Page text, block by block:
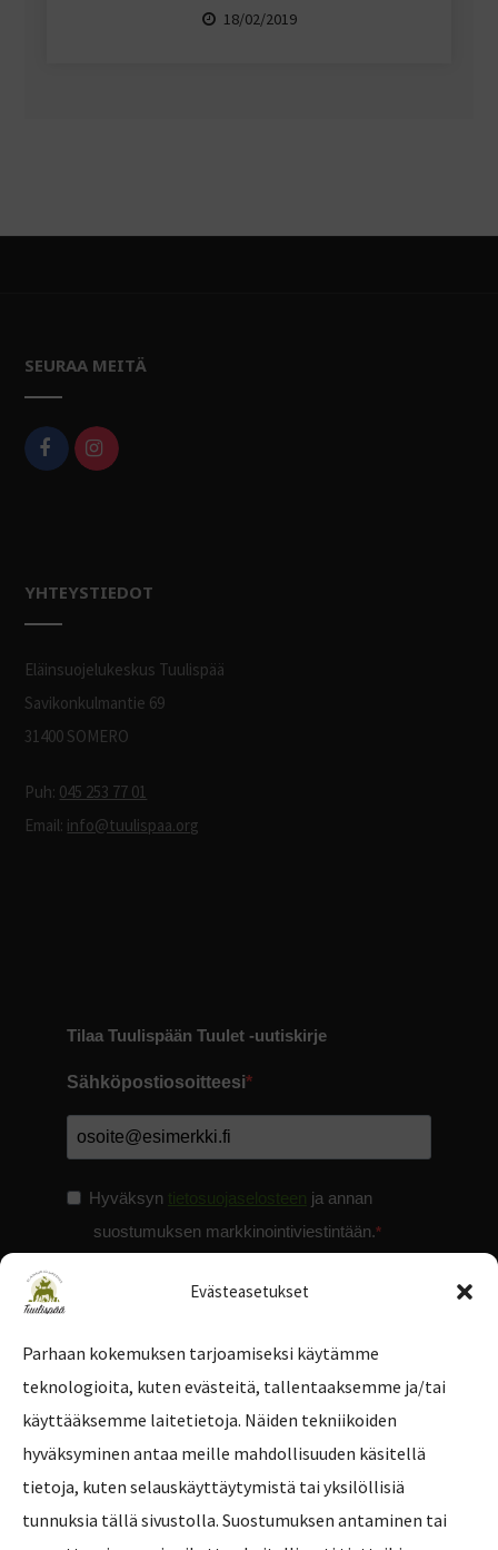
Evästeasetukset
Parhaan kokemuksen tarjoamiseksi käytämme
teknologioita, kuten evästeitä, tallentaaksemme ja/tai
käyttääksemme laitetietoja. Näiden tekniikoiden
hyväksyminen antaa meille mahdollisuuden käsitellä
tietoja, kuten selauskäyttäytymistä tai yksilöllisiä
tunnuksia tällä sivustolla. Suostumuksen antaminen tai
18/02/2019
SEURAA MEITÄ
YHTEYSTIEDOT
Eläinsuojelukeskus Tuulispää
Savikonkulmantie 69
31400 SOMERO
Puh: 045 253 77 01
Email: info@tuulispaa.org
Tilaa Tuulispään Tuulet -uutiskirje
Sähköpostiosoitteesi
Hyväksyn tietosuojaselosteen ja annan
suostumuksen markkinointiviestintään.
Tilaa uutiskirje